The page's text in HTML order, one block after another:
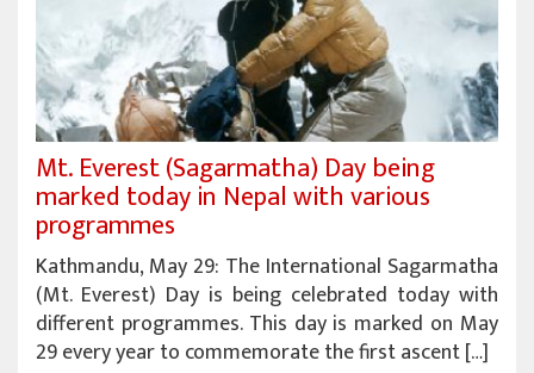
Mt. Everest (Sagarmatha) Day being
marked today in Nepal with various
programmes
Kathmandu, May 29: The International Sagarmatha
(Mt. Everest) Day is being celebrated today with
different programmes. This day is marked on May
29 every year to commemorate the first ascent […]